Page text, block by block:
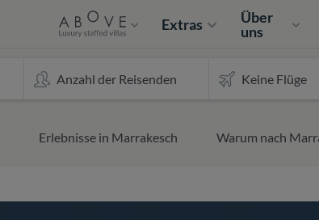
Extras
Über
uns
Erlebnisse in Marrakesch Warum nach